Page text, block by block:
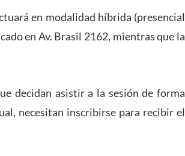
en modalidad híbrida (presencial
en Av. Brasil 2162, mientras que la
decidan asistir a la sesión de forma
necesitan inscribirse para recibir el